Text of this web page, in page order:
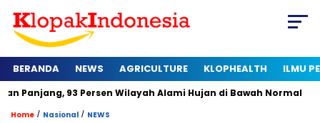
BERANDA NEWS AGRICULTURE KLOPHEALTH ILMU
Persen Wilayah Alami Hujan di Bawah Normal Kapan
Home / Nasional / NEWS